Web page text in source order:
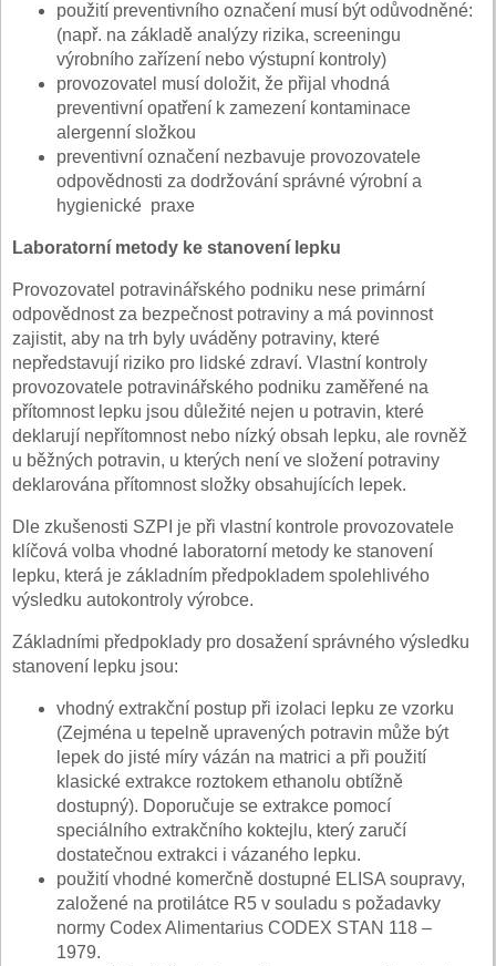
použití preventivního označení musí být odůvodněné:
(např. na základě analýzy rizika, screeningu
výrobního zařízení nebo výstupní kontroly)
provozovatel musí doložit, že přijal vhodná
preventivní opatření k zamezení kontaminace
alergenní složkou
preventivní označení nezbavuje provozovatele
odpovědnosti za dodržování správné výrobní a
hygienické praxe
Laboratorní metody ke stanovení lepku
Provozovatel potravinářského podniku nese primární
odpovědnost za bezpečnost potraviny a má povinnost
zajistit, aby na trh byly uváděny potraviny, které
nepředstavují riziko pro lidské zdraví. Vlastní kontroly
provozovatele potravinářského podniku zaměřené na
přítomnost lepku jsou důležité nejen u potravin, které
deklarují nepřítomnost nebo nízký obsah lepku, ale rovněž
u běžných potravin, u kterých není ve složení potraviny
deklarována přítomnost složky obsahujících lepek.
Dle zkušenosti SZPI je při vlastní kontrole provozovatele
klíčová volba vhodné laboratorní metody ke stanovení
lepku, která je základním předpokladem spolehlivého
výsledku autokontroly výrobce.
Základními předpoklady pro dosažení správného výsledku
stanovení lepku jsou:
vhodný extrakční postup při izolaci lepku ze vzorku
(Zejména u tepelně upravených potravin může být
lepek do jisté míry vázán na matrici a při použití
klasické extrakce roztokem ethanolu obtížně
dostupný). Doporučuje se extrakce pomocí
speciálního extrakčního koktejlu, který zaručí
dostatečnou extrakci i vázaného lepku.
použití vhodné komerčně dostupné ELISA soupravy,
založené na protilátce R5 v souladu s požadavky
normy Codex Alimentarius CODEX STAN 118 –
1979.